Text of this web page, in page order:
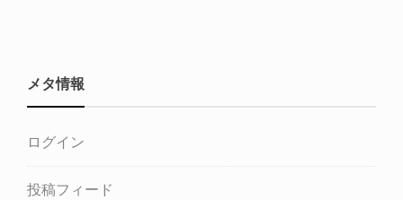
メタ情報
ログイン
投稿フィード